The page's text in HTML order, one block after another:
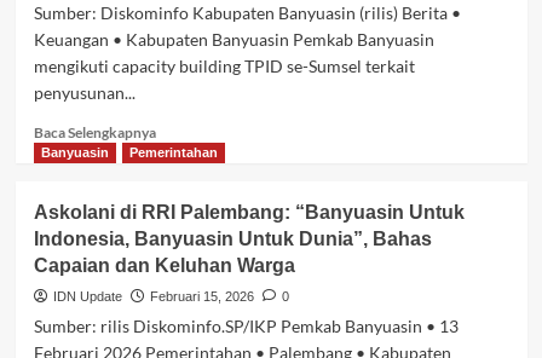
Sumber: Diskominfo Kabupaten Banyuasin (rilis) Berita •
Keuangan • Kabupaten Banyuasin Pemkab Banyuasin
mengikuti capacity building TPID se-Sumsel terkait
penyusunan...
Baca SelengkapnyaBaca
selengkapnya
Building
TPID
se-
Sumsel,
Soroti
Banyuasin Pemerintahan
Askolani di RRI Palembang: “Banyuasin Untuk
Indonesia, Banyuasin Untuk Dunia”, Bahas
Capaian dan Keluhan Warga
IDN Update Februari 15, 2026 0
Sumber: rilis Diskominfo.SP/IKP Pemkab Banyuasin • 13
Februari 2026 Pemerintahan • Palembang • Kabupaten